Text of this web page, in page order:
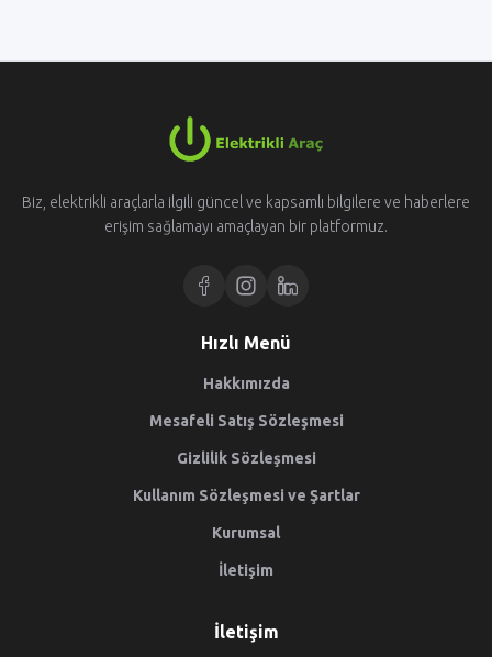
Biz, elektrikli araçlarla ilgili güncel ve kapsamlı bilgilere ve haberlere
erişim sağlamayı amaçlayan bir platformuz.
Hızlı Menü
Hakkımızda
Mesafeli Satış Sözleşmesi
Gizlilik Sözleşmesi
Kullanım Sözleşmesi ve Şartlar
Kurumsal
İletişim
İletişim